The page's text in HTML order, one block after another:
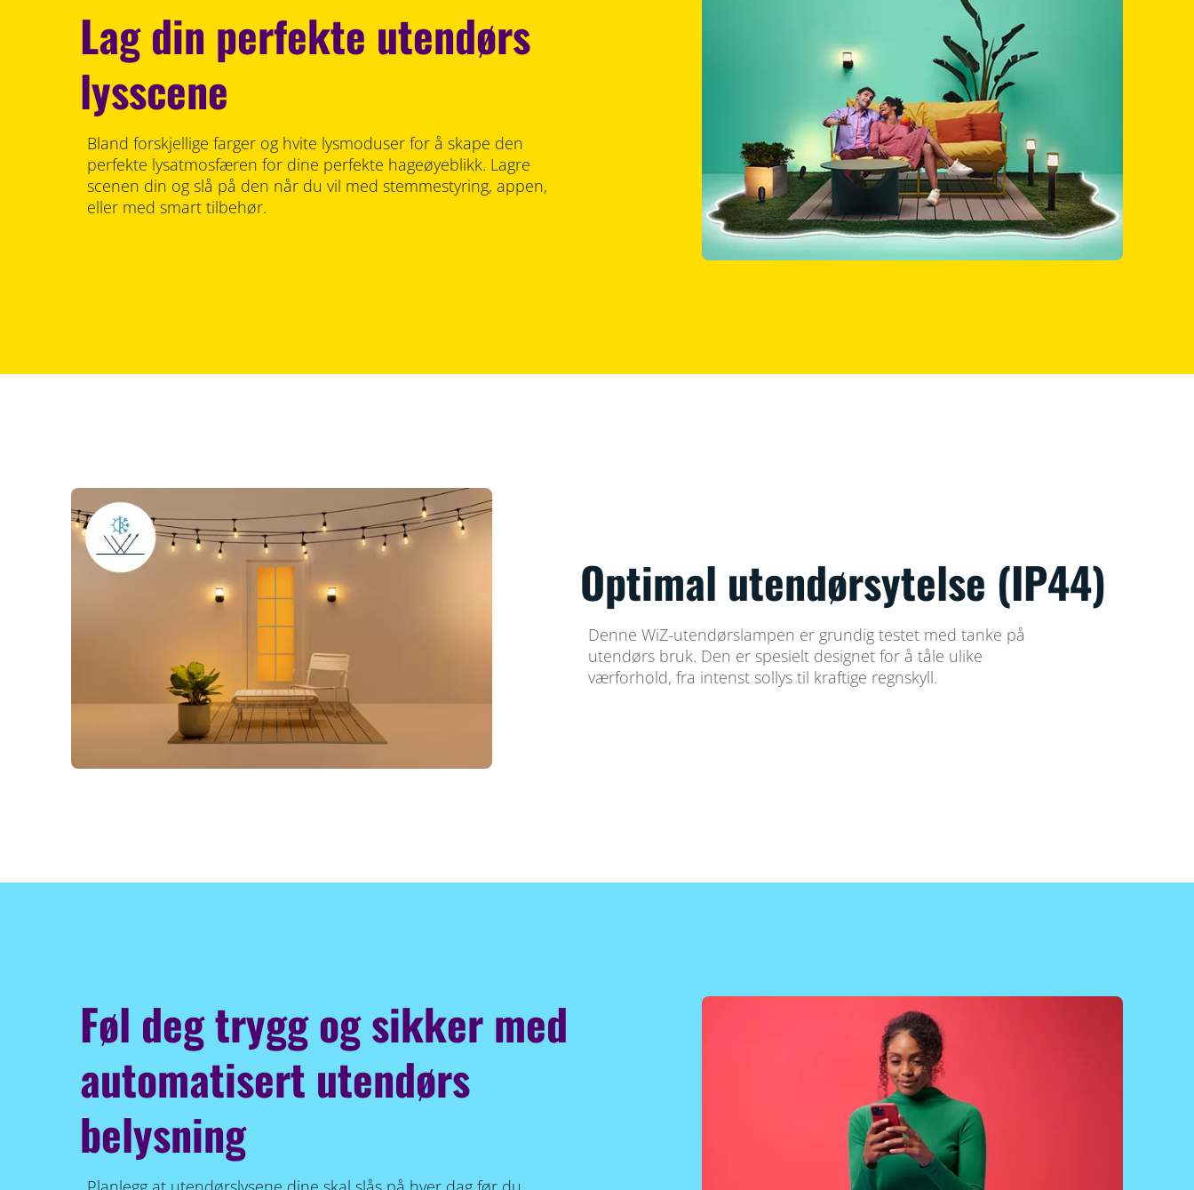
Lag din perfekte utendørs
lysscene
Bland forskjellige farger og hvite lysmoduser for å skape den
perfekte lysatmosfæren for dine perfekte hageøyeblikk. Lagre
scenen din og slå på den når du vil med stemmestyring, appen,
eller med smart tilbehør.
Optimal utendørsytelse (IP44)
Denne WiZ-utendørslampen er grundig testet med tanke på
utendørs bruk. Den er spesielt designet for å tåle ulike
værforhold, fra intenst sollys til kraftige regnskyll.
Føl deg trygg og sikker med
automatisert utendørs
belysning